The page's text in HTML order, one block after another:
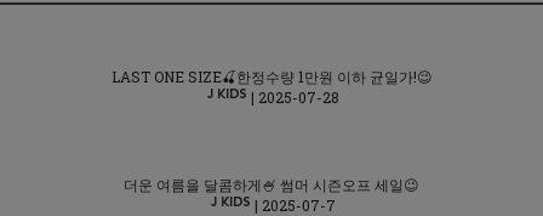
LAST ONE SIZE🍒한정수량 1만원 이하 균일가!😉
| 2025-07-28
더운 여름을 달콤하게🍧 썸머 시즌오프 세일😉
| 2025-07-7